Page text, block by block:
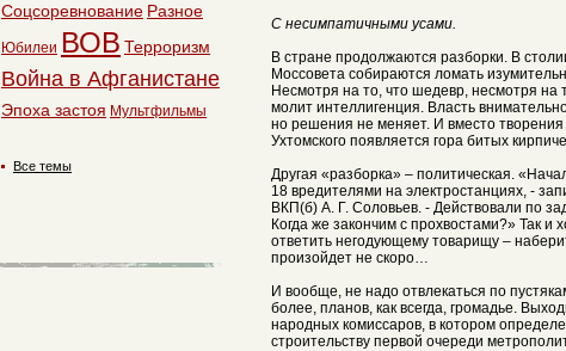
С несимпатичными усами.
В стране продолжаются разборки. В
Моссовета собираются ломать
Несмотря на то, что шедевр, несмотря на
молит интеллигенция. Власть
но решения не меняет. И вместо
Ухтомского появляется гора битых
Другая «разборка» – политическая.
18 вредителями на электростанциях, -
ВКП(б) А. Г. Соловьев. - Действовали по
Когда же закончим с прохвостами?» Так и
ответить негодующему товарищу –
произойдет не скоро…
И вообще, не надо отвлекаться по
более, планов, как всегда, громадье.
народных комиссаров, в котором
строительству первой очереди
Соцсоревнование Разное
Юбилеи ВОВ Терроризм
Война в Афганистане
Эпоха застоя Мультфильмы
Все темы